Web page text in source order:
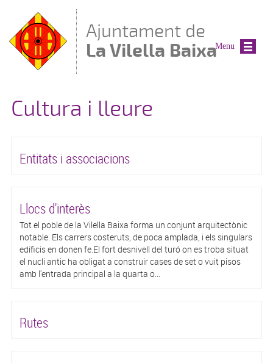
Ajuntament de
La Vilella Baixa
Cultura i lleure
Entitats i associacions
Llocs d'interès
Tot el poble de la Vilella Baixa forma un conjunt arquitectònic
notable. Els carrers costeruts, de poca amplada, i els singulars
edificis en donen fe.El fort desnivell del turó on es troba situat
el nucli antic ha obligat a construir cases de set o vuit pisos
amb l'entrada principal a la quarta o...
Rutes
Menu